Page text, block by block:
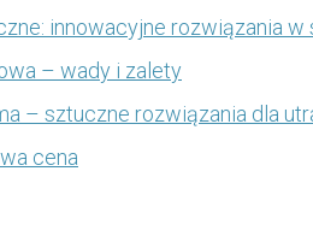
innowacyjne rozwiązania w
– wady i zalety
– sztuczne rozwiązania dla
cena